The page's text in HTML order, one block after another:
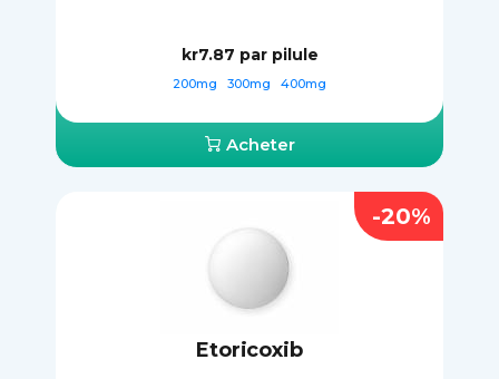
kr7.87 par pilule
200mg 300mg 400mg
Acheter
Etoricoxib
-20%